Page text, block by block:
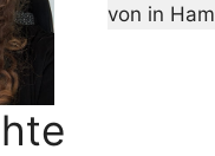
von in